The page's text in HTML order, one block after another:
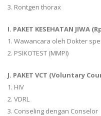
3. Rontgen thorax
I. PAKET KESEHATAN JIWA
1. Wawancara oleh Dokter
2. PSIKOTEST (MMPI)
J. PAKET VCT (Voluntary
1. HIV
2. VDRL
3. Conseling dengan Conselor